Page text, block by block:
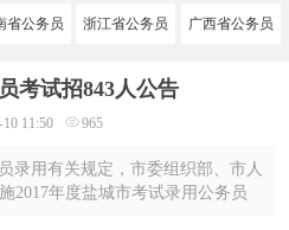
试公告 录用公示 辅导
名师团队
省公务员 浙江省公务员 广西省公务员
考试招843人公告
11:50 965
录用有关规定，市委组织部、市人
2017年度盐城市考试录用公务员